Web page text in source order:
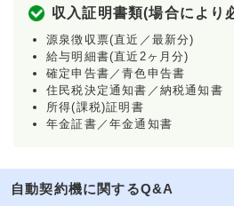
収入証明書類(場合により
源泉徴収票(直近／最新分)
給与明細書(直近2ヶ月分)
確定申告書／青色申告書
住民税決定通知書／納税通知書
所得(課税)証明書
年金証書／年金通知書
自動契約機に関するQ&A